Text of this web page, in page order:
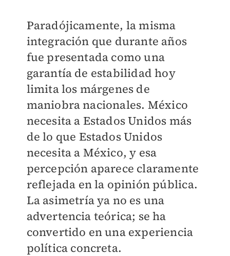
Paradójicamente, la misma
integración que durante años
fue presentada como una
garantía de estabilidad hoy
limita los márgenes de
maniobra nacionales. México
necesita a Estados Unidos más
de lo que Estados Unidos
necesita a México, y esa
percepción aparece claramente
reflejada en la opinión pública.
La asimetría ya no es una
advertencia teórica; se ha
convertido en una experiencia
política concreta.